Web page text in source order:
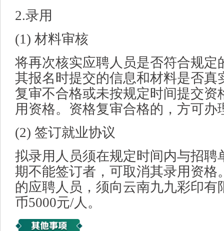
2.录用
(1) 材料审核
将再次核实应聘人员是否符合规定
其报名时提交的信息和材料是否真
复审不合格或未按规定时间提交资
用资格。资格复审合格的，方可办
(2) 签订就业协议
拟录用人员须在规定时间内与招聘
期不能签订者，可取消其录用资格
的应聘人员，须向云南九九彩印有
币5000元/人。